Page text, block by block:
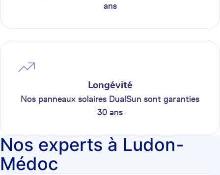
ans
Longévité
Nos panneaux solaires DualSun sont garanties
30 ans
Nos experts à Ludon-
Médoc